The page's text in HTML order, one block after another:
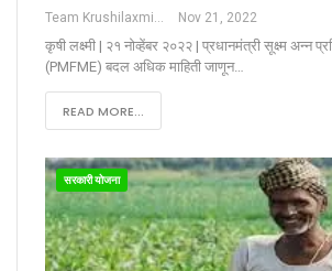
Nov 21, 2022
कृषी लक्ष्मी | २१ नोव्हेंबर २०२२ | प्रधानमंत्री सूक्ष्म अन्न
(PMFME) बदल अधिक माहिती जाणून…
READ MORE...
सरकारी योजना